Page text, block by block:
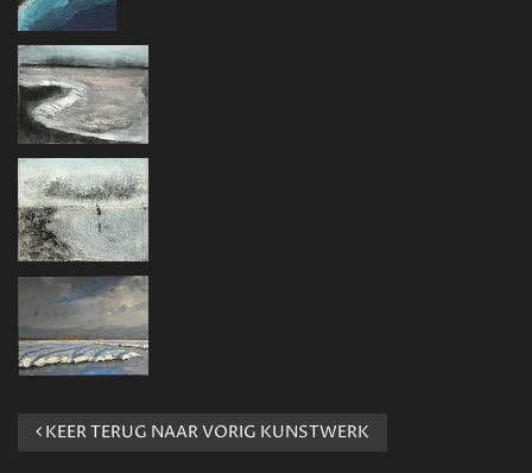
KEER TERUG NAAR VORIG KUNSTWERK